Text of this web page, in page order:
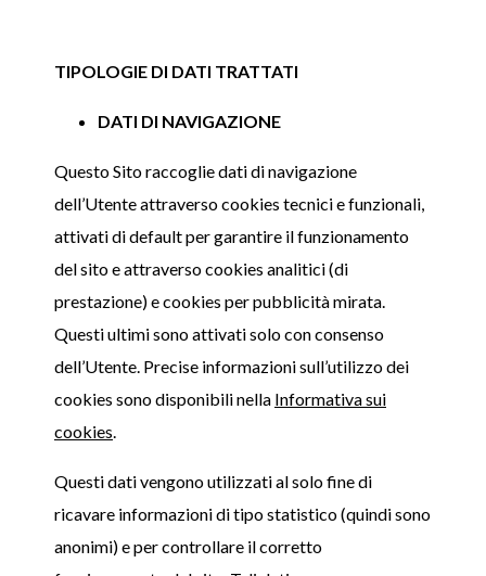
TIPOLOGIE DI DATI TRATTATI
DATI DI NAVIGAZIONE
Questo Sito raccoglie dati di navigazione
dell’Utente attraverso cookies tecnici e funzionali,
attivati di default per garantire il funzionamento
del sito e attraverso cookies analitici (di
prestazione) e cookies per pubblicità mirata.
Questi ultimi sono attivati solo con consenso
dell’Utente. Precise informazioni sull’utilizzo dei
cookies sono disponibili nella Informativa sui
cookies.
Questi dati vengono utilizzati al solo fine di
ricavare informazioni di tipo statistico (quindi sono
anonimi) e per controllare il corretto